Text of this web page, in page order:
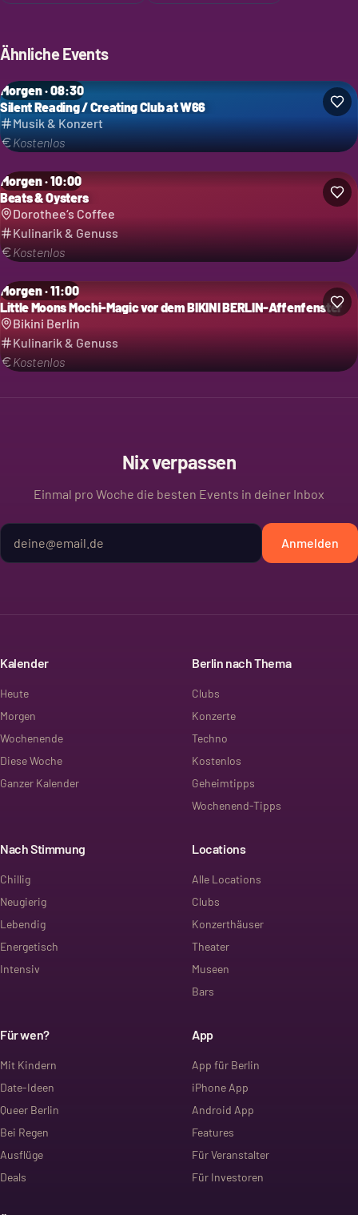
Ähnliche Events
Morgen · 08:30
Silent Reading / Creating Club at W66
Musik & Konzert
Kostenlos
Morgen · 10:00
Beats & Oysters
Dorothee‘s Coffee
Kulinarik & Genuss
Kostenlos
Morgen · 11:00
Little Moons Mochi-Magic vor dem BIKINI BERLIN-Affenfenster
Bikini Berlin
Kulinarik & Genuss
Kostenlos
Nix verpassen
Einmal pro Woche die besten Events in deiner Inbox
Anmelden
Kalender
Heute
Morgen
Wochenende
Diese Woche
Ganzer Kalender
Berlin nach Thema
Clubs
Konzerte
Techno
Kostenlos
Geheimtipps
Wochenend-Tipps
Nach Stimmung
Chillig
Neugierig
Lebendig
Energetisch
Intensiv
Locations
Alle Locations
Clubs
Konzerthäuser
Theater
Museen
Bars
Für wen?
Mit Kindern
Date-Ideen
Queer Berlin
Bei Regen
Ausflüge
Deals
App
App für Berlin
iPhone App
Android App
Features
Für Veranstalter
Für Investoren